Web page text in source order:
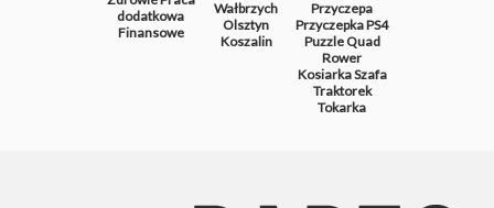
dodatkowa
Finansowe
Wałbrzych
Olsztyn
Koszalin
Przyczepa
PrzyczepkaPS4
PuzzleQuad
Rower
KosiarkaSzafa
Traktorek
Tokarka